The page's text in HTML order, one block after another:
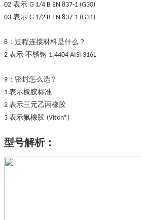
02 表示 G 1/4 B EN 837-1 (G30)
03 表示 G 1/2 B EN 837-1 (G31)
8 ：过程连接材料是什么？
2 表示 不锈钢 1.4404 AISI 316L
9 ：密封怎么选？
1 表示橡胶标准
2 表示三元乙丙橡胶
3 表示氟橡胶 (Viton®)
型号解析：